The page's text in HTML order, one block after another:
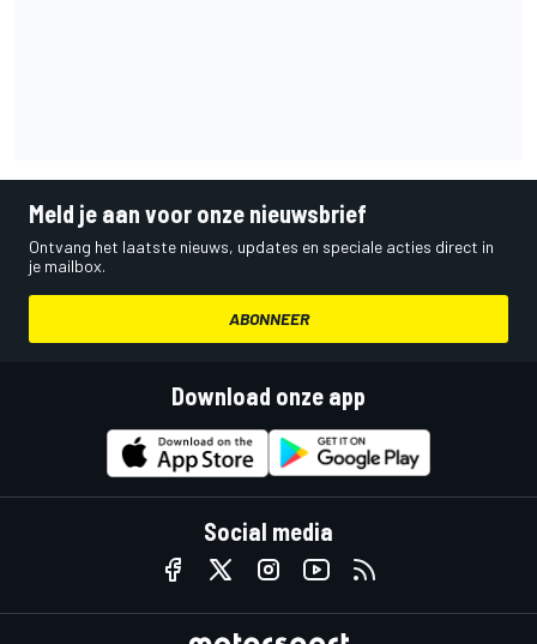
Meld je aan voor onze nieuwsbrief
Ontvang het laatste nieuws, updates en speciale acties direct in
je mailbox.
ABONNEER
Download onze app
Social media